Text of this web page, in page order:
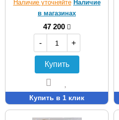
Наличие уточняйте Наличие
в магазинах
47 200
-
+
Купить
Купить в 1 клик